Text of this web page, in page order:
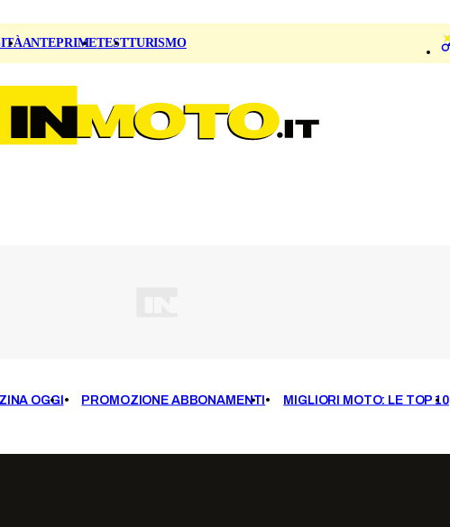
ANTEPRIMETESTTURISMO
OGGI PROMOZIONE ABBONAMENTI MIGLIORI MOTO: LE TOP 10